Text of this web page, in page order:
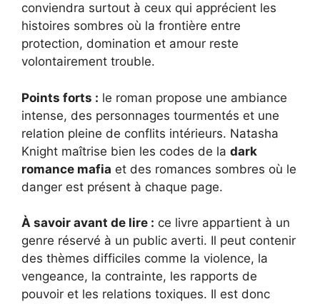
conviendra surtout à ceux qui apprécient les
histoires sombres où la frontière entre
protection, domination et amour reste
volontairement trouble.
Points forts : le roman propose une ambiance
intense, des personnages tourmentés et une
relation pleine de conflits intérieurs. Natasha
Knight maîtrise bien les codes de la dark
romance mafia et des romances sombres où le
danger est présent à chaque page.
À savoir avant de lire : ce livre appartient à un
genre réservé à un public averti. Il peut contenir
des thèmes difficiles comme la violence, la
vengeance, la contrainte, les rapports de
pouvoir et les relations toxiques. Il est donc